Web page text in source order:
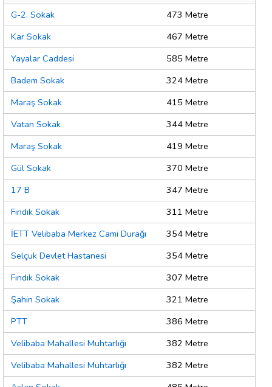
G-2. Sokak
473 Metre
Kar Sokak
467 Metre
Yayalar Caddesi
585 Metre
Badem Sokak
324 Metre
Maraş Sokak
415 Metre
Vatan Sokak
344 Metre
Maraş Sokak
419 Metre
Gül Sokak
370 Metre
17 B
347 Metre
Fındık Sokak
311 Metre
İETT Velibaba Merkez Cami Durağı
354 Metre
Selçuk Devlet Hastanesi
354 Metre
Fındık Sokak
307 Metre
Şahin Sokak
321 Metre
PTT
386 Metre
Velibaba Mahallesi Muhtarlığı
382 Metre
Velibaba Mahallesi Muhtarlığı
382 Metre